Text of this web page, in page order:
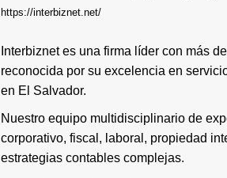
https://interbiznet.net/
Interbiznet es una firma líder con más
reconocida por su excelencia en
en El Salvador.
Nuestro equipo multidisciplinario de
corporativo, fiscal, laboral, propiedad
estrategias contables complejas.